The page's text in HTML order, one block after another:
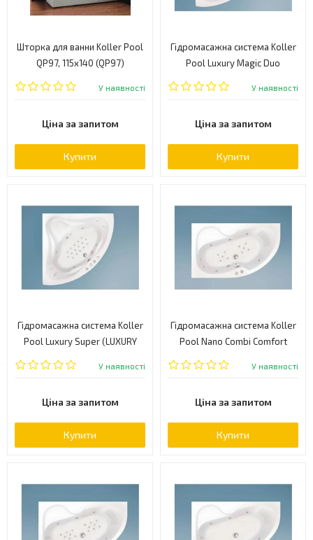
Шторка для ванни Koller Pool
QP97, 115x140 (QP97)
У наявності
Ціна за запитом
Купити
Гідромасажна система Koller
Pool Luxury Magic Duo
(LUXURY MAGIC DUO)
У наявності
Ціна за запитом
Купити
Гідромасажна система Koller
Pool Luxury Super (LUXURY
SUPER)
У наявності
Ціна за запитом
Купити
Гідромасажна система Koller
Pool Nano Combi Comfort
(NANO COMBI COMFORT)
У наявності
Ціна за запитом
Купити